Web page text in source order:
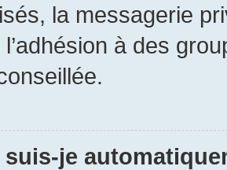
la messagerie
à des
je